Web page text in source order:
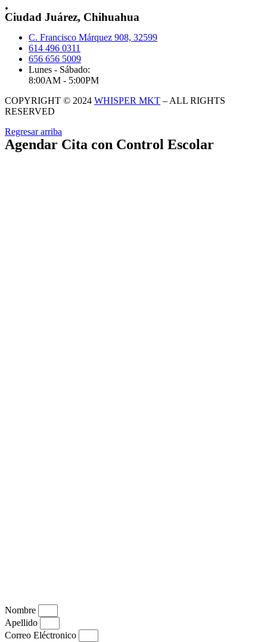
.
Ciudad Juárez, Chihuahua
C. Francisco Márquez 908, 32599
614 496 0311
656 656 5009
Lunes - Sábado:
8:00AM - 5:00PM
COPYRIGHT © 2024 WHISPER MKT – ALL RIGHTS
RESERVED
Regresar arriba
Agendar Cita con Control Escolar
Nombre
Apellido
Correo Eléctronico